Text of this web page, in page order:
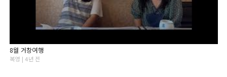
8월 거창여행
복영 | 4년 전